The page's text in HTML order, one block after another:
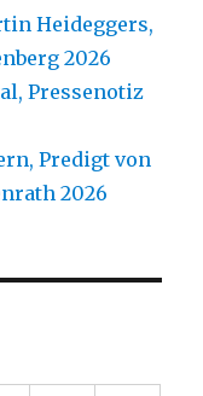
Heideggers,
2026
Pressenotiz
Predigt von
2026